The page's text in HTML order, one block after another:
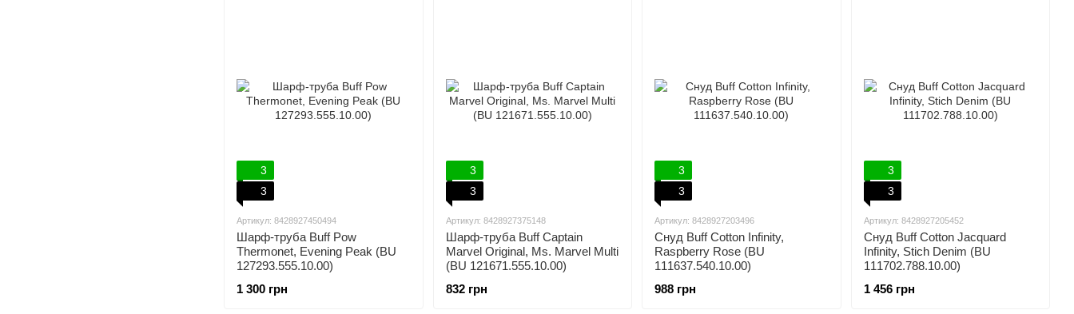
3
3
Артикул: 8428927450494
Шарф-труба Buff Pow
Thermonet, Evening Peak (BU
127293.555.10.00)
1 300 грн
3
3
Артикул: 8428927375148
Шарф-труба Buff Captain
Marvel Original, Ms. Marvel Multi
(BU 121671.555.10.00)
832 грн
3
3
Артикул: 8428927203496
Снуд Buff Cotton Infinity,
Raspberry Rose (BU
111637.540.10.00)
988 грн
3
3
Артикул: 8428927205452
Снуд Buff Cotton Jacquard
Infinity, Stich Denim (BU
111702.788.10.00)
1 456 грн